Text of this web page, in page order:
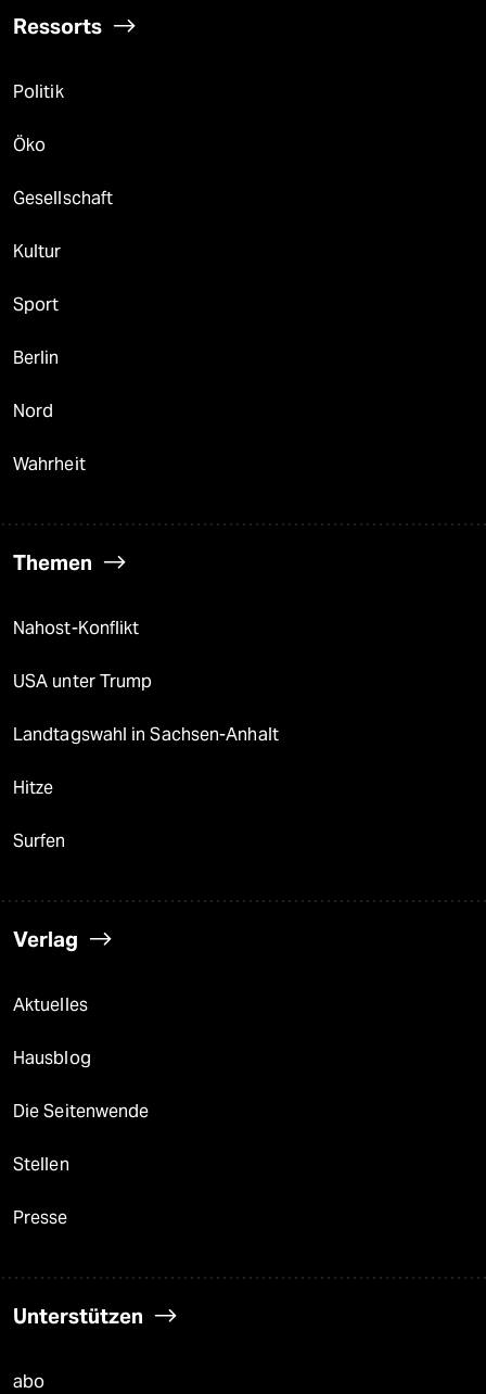
Ressorts
Politik
Öko
Gesellschaft
Kultur
Sport
Berlin
Nord
Wahrheit
Themen
Nahost-Konflikt
USA unter Trump
Landtagswahl in Sachsen-Anhalt
Hitze
Surfen
Verlag
Aktuelles
Hausblog
Die Seitenwende
Stellen
Presse
Unterstützen
abo